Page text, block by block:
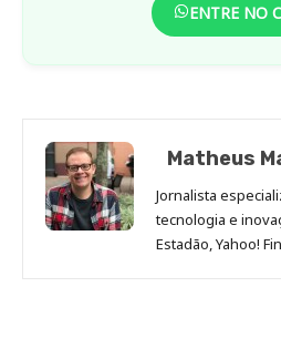
ENTRE NO
Matheus
Jornalista
tecnologia e
Estadão, Yahoo!